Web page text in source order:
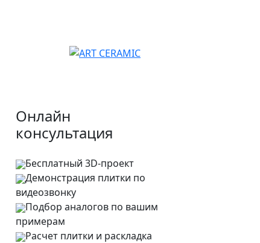
Онлайн
консультация
Бесплатный 3D-проект
Демонстрация плитки по
видеозвонку
Подбор аналогов по вашим
примерам
Расчет плитки и раскладка